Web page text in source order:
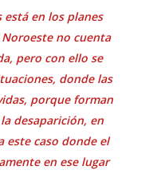
está en los planes
no cuenta
pero con ello se
donde las
porque forman
desaparición, en
este caso donde el
en ese lugar